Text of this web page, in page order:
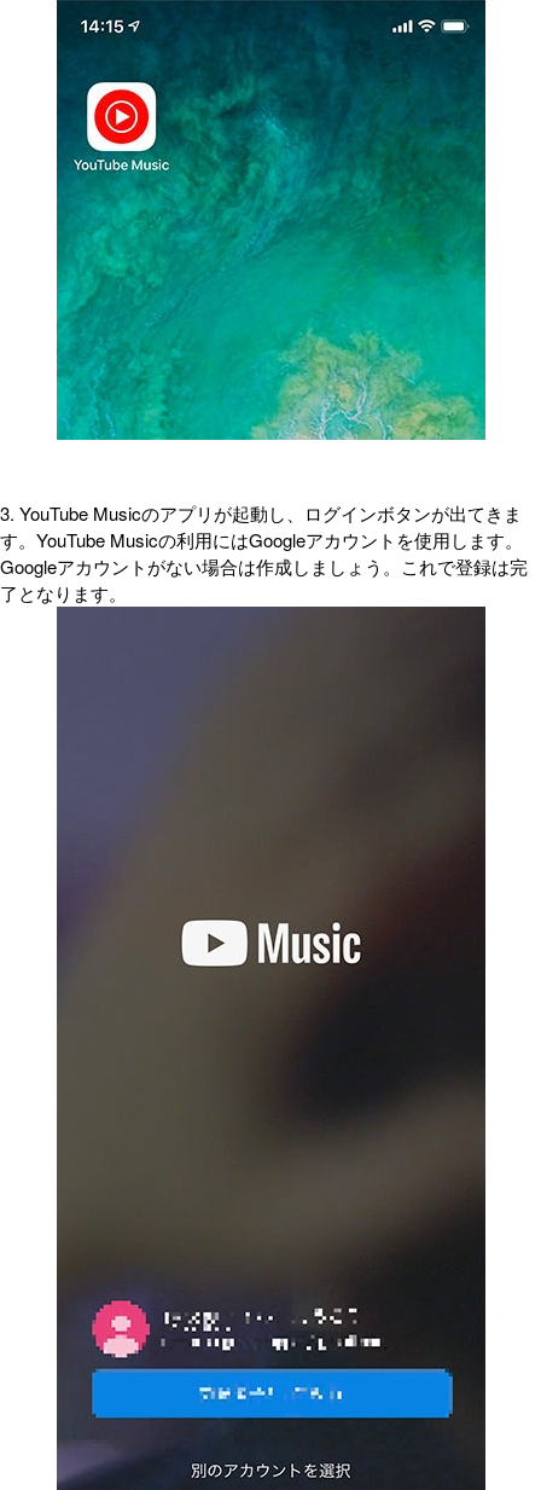
3. YouTube Musicのアプリが起動し、ログインボタンが出てきま
す。YouTube Musicの利用にはGoogleアカウントを使用します。
Googleアカウントがない場合は作成しましょう。これで登録は完
了となります。